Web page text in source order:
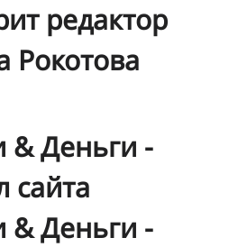
редактор
Рокотова
Деньги -
сайта
Деньги -